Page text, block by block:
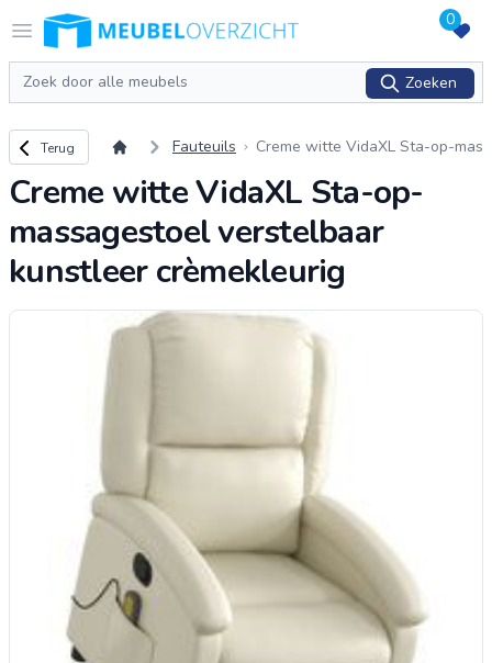
Open menu
Logo Meubeloverzicht.nl 0
Zoeken
Zoeken
Terug naar overzicht
Terug Fauteuils
Creme witte VidaXL Sta-op-mas
crèmekleurig
Creme witte VidaXL Sta-op-
massagestoel verstelbaar
kunstleer crèmekleurig